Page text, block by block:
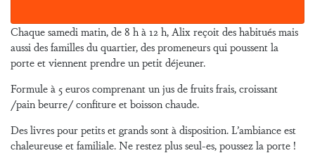
Chaque samedi matin, de 8 h à 12 h, Alix reçoit des habitués mais
aussi des familles du quartier, des promeneurs qui poussent la
porte et viennent prendre un petit déjeuner.
Formule à 5 euros comprenant un jus de fruits frais, croissant
/pain beurre/ confiture et boisson chaude.
Des livres pour petits et grands sont à disposition. L’ambiance est
chaleureuse et familiale. Ne restez plus seul-es, poussez la porte !